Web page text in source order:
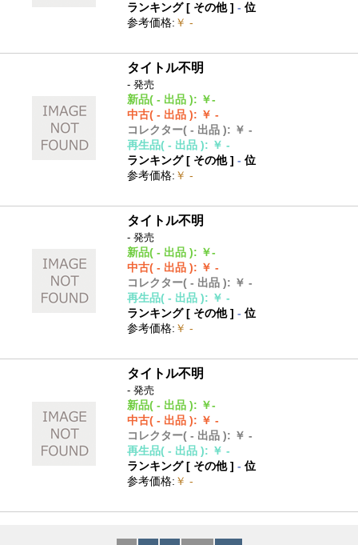
ランキング [ その他]- 位
参考価格: ￥ -
タイトル不明
- 発売
新品( - 出品 ): ￥-
中古( - 出品 ): ￥ -
コレクター( - 出品 ): ￥ -
再生品( - 出品 ): ￥ -
ランキング [ その他]- 位
参考価格: ￥ -
タイトル不明
- 発売
新品( - 出品 ): ￥-
中古( - 出品 ): ￥ -
コレクター( - 出品 ): ￥ -
再生品( - 出品 ): ￥ -
ランキング [ その他]- 位
参考価格: ￥ -
タイトル不明
- 発売
新品( - 出品 ): ￥-
中古( - 出品 ): ￥ -
コレクター( - 出品 ): ￥ -
再生品( - 出品 ): ￥ -
ランキング [ その他]- 位
参考価格: ￥ -